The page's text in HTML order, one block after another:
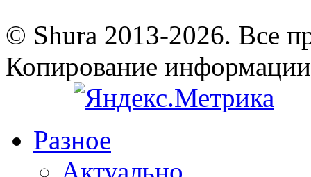
© Shura 2013-2026. Все
Копирование
Разное